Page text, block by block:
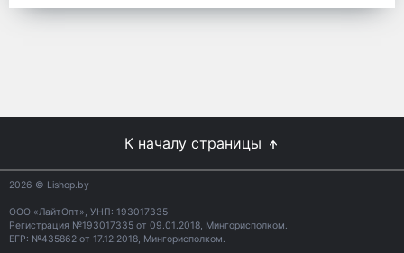
К началу страницы
2026 © Lishop.by
ООО «ЛайтОпт», УНП: 193017335
Регистрация №193017335 от 09.01.2018, Мингорисполком.
ЕГР: №435862 от 17.12.2018, Мингорисполком.